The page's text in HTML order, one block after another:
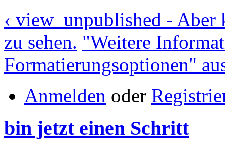
‹ view_unpublished -
zu sehen. "Weitere
Formatierungsoptionen"
Anmelden oder
bin jetzt einen Schritt